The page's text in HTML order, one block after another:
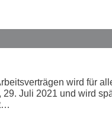
wird für
Juli 2021 und wird